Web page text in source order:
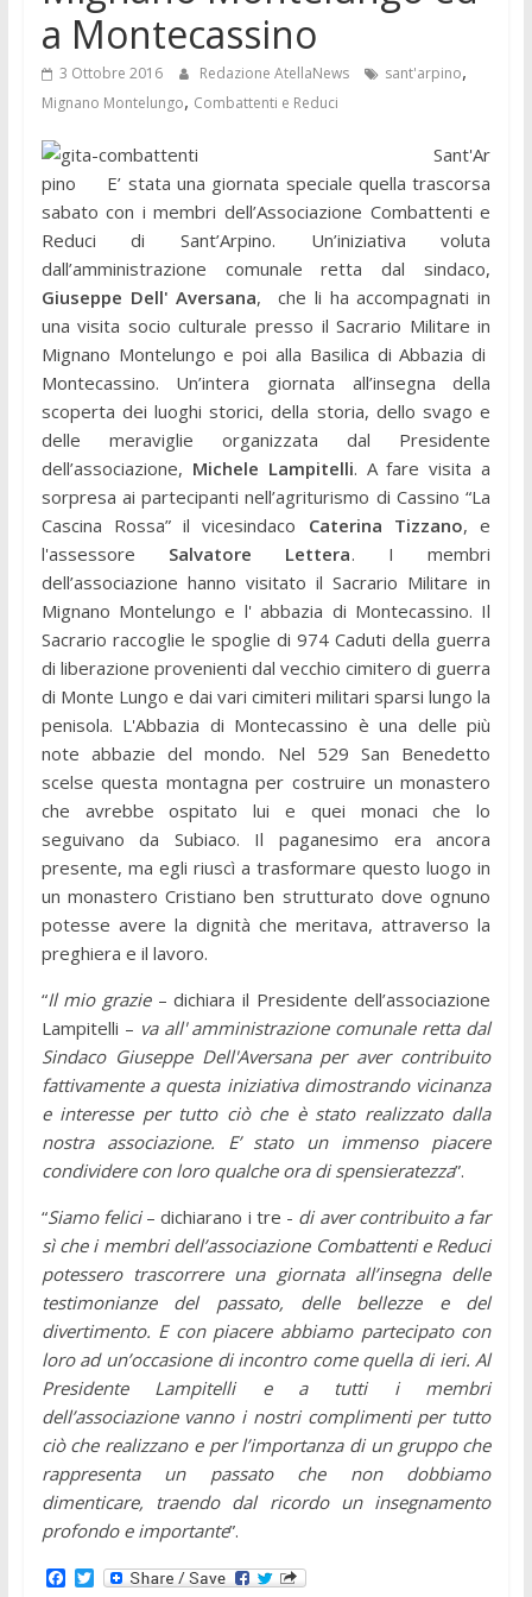
a Montecassino
3 Ottobre 2016 Redazione AtellaNews sant'arpino,
Mignano Montelungo, Combattenti e Reduci
Sant'Ar
pino E’ stata una giornata speciale quella trascorsa
sabato con i membri dell’Associazione Combattenti e
Reduci di Sant’Arpino. Un’iniziativa voluta
dall’amministrazione comunale retta dal sindaco,
Giuseppe Dell' Aversana, che li ha accompagnati in
una visita socio culturale presso il Sacrario Militare in
Mignano Montelungo e poi alla Basilica di Abbazia di
Montecassino. Un’intera giornata all’insegna della
scoperta dei luoghi storici, della storia, dello svago e
delle meraviglie organizzata dal Presidente
dell’associazione, Michele Lampitelli. A fare visita a
sorpresa ai partecipanti nell’agriturismo di Cassino “La
Cascina Rossa” il vicesindaco Caterina Tizzano, e
l'assessore Salvatore Lettera. I membri
dell’associazione hanno visitato il Sacrario Militare in
Mignano Montelungo e l' abbazia di Montecassino. Il
Sacrario raccoglie le spoglie di 974 Caduti della guerra
di liberazione provenienti dal vecchio cimitero di guerra
di Monte Lungo e dai vari cimiteri militari sparsi lungo la
penisola. L'Abbazia di Montecassino è una delle più
note abbazie del mondo. Nel 529 San Benedetto
scelse questa montagna per costruire un monastero
che avrebbe ospitato lui e quei monaci che lo
seguivano da Subiaco. Il paganesimo era ancora
presente, ma egli riuscì a trasformare questo luogo in
un monastero Cristiano ben strutturato dove ognuno
potesse avere la dignità che meritava, attraverso la
preghiera e il lavoro.
“Il mio grazie– dichiara il Presidente dell’associazione
Lampitelli – va all' amministrazione comunale retta dal
Sindaco Giuseppe Dell'Aversana per aver contribuito
fattivamente a questa iniziativa dimostrando vicinanza
e interesse per tutto ciò che è stato realizzato dalla
nostra associazione. E’ stato un immenso piacere
condividere con loro qualche ora di spensieratezza”.
“Siamo felici– dichiarano i tre - di aver contribuito a far
sì che i membri dell’associazione Combattenti e Reduci
potessero trascorrere una giornata all’insegna delle
testimonianze del passato, delle bellezze e del
divertimento. E con piacere abbiamo partecipato con
loro ad un’occasione di incontro come quella di ieri. Al
Presidente Lampitelli e a tutti i membri
dell’associazione vanno i nostri complimenti per tutto
ciò che realizzano e per l’importanza di un gruppo che
rappresenta un passato che non dobbiamo
dimenticare, traendo dal ricordo un insegnamento
profondo e importante”.
F T